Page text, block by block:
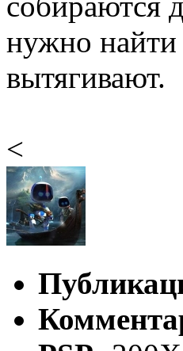
нужно найти
вытягивают.
<